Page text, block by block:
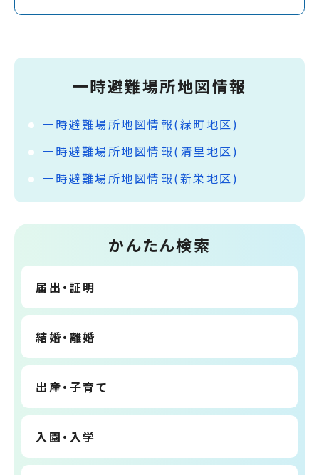
一時避難場所地図情報
一時避難場所地図情報­(緑町地区­)
一時避難場所地図情報(清里地区)
一時避難場所地図情報(新栄地区)
かんたん検索
届出・証明
結婚・離婚
出産・子育て
入園・入学